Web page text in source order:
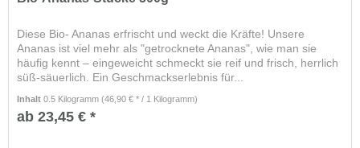
Diese Bio- Ananas erfrischt und weckt die Kräfte! Unsere
Ananas ist viel mehr als "getrocknete Ananas", wie man sie
häufig kennt – eingeweicht schmeckt sie reif und frisch, herrlich
süß-säuerlich. Ein Geschmackserlebnis für...
Inhalt0.5 Kilogramm(46,90 € * / 1 Kilogramm)
ab 23,45 € *